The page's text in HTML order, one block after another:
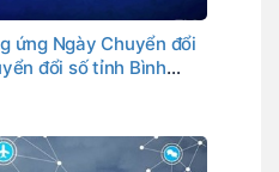
ứng Ngày Chuyển đổi
đổi số tỉnh Bình